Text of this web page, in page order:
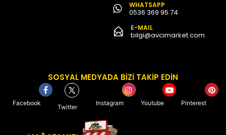
WHATSAPP
0536 369 95 74
E-MAIL
bilgi@avcimarket.com
SOSYAL MEDYADA BİZİ TAKİP EDİN
Facebook
Twitter
Instagram Youtube Pinterest